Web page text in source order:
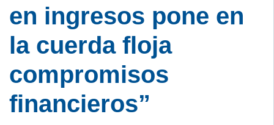
en ingresos pone en
la cuerda floja
compromisos
financieros”